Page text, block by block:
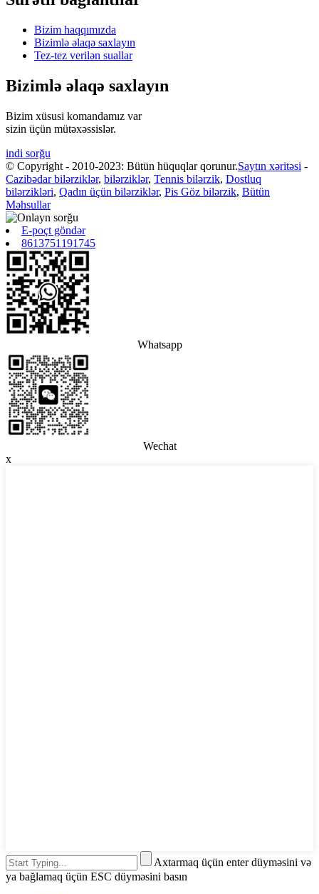
Bizim haqqımızda
Bizimlə əlaqə saxlayın
Tez-tez verilən suallar
Bizimlə əlaqə saxlayın
Bizim xüsusi komandamız var
sizin üçün mütəxəssislər.
indi sorğu
© Copyright - 2010-2023: Bütün hüquqlar qorunur.Saytın xəritəsi -
Cazibədar bilərziklər, bilərziklər, Tennis bilərzik, Dostluq
bilərzikləri, Qadın üçün bilərziklər, Pis Göz bilərzik, Bütün
Məhsullar
E-poçt göndər
8613751191745
Whatsapp
Wechat
x
Axtarmaq üçün enter düyməsini və
ya bağlamaq üçün ESC düyməsini basın